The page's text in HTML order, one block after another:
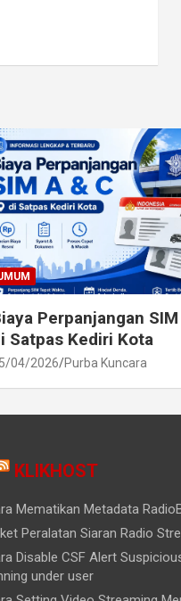
Perpanjangan SIM
Satpas Kediri Kota
04/2026 Purba Kuncara
KLIKHOST
Mematikan Metadata
Peralatan Siaran Radio
Disable CSF Alert
under user